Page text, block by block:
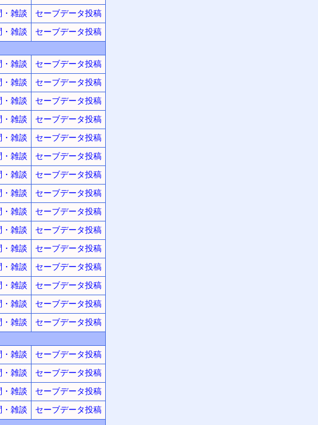
・雑談
セーブデータ投稿
・雑談
セーブデータ投稿
・雑談
セーブデータ投稿
・雑談
セーブデータ投稿
・雑談
セーブデータ投稿
・雑談
セーブデータ投稿
・雑談
セーブデータ投稿
・雑談
セーブデータ投稿
・雑談
セーブデータ投稿
・雑談
セーブデータ投稿
・雑談
セーブデータ投稿
・雑談
セーブデータ投稿
・雑談
セーブデータ投稿
・雑談
セーブデータ投稿
・雑談
セーブデータ投稿
・雑談
セーブデータ投稿
・雑談
セーブデータ投稿
・雑談
セーブデータ投稿
・雑談
セーブデータ投稿
・雑談
セーブデータ投稿
・雑談
セーブデータ投稿